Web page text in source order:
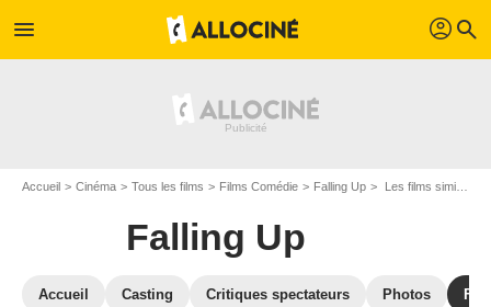
menu profil search
Accueil Cinéma Tous les films Films Comédie Falling Up Les films similaires à "Falling Up"
Falling Up
Accueil Casting Critiques spectateurs Photos